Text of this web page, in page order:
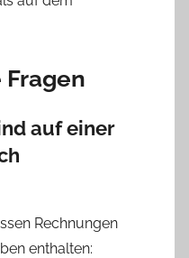
auf einer
Rechnungen
enthalten: